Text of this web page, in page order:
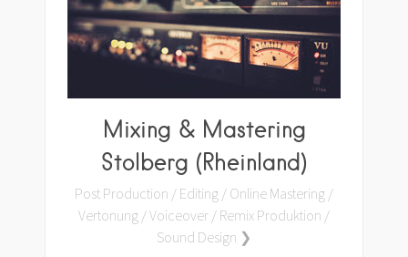
Mixing & Mastering
Stolberg (Rheinland)
Post Production / Editing / Online Mastering /
Vertonung / Voiceover / Remix Produktion /
Sound Design ❯